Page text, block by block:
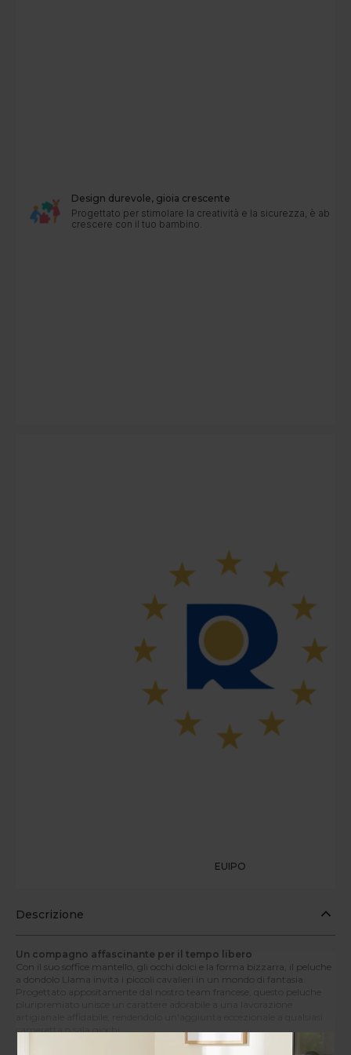
Design durevole, gioia crescente
Progettato per stimolare la creatività e la sicurezza, è
crescere con il tuo bambino.
EUIPO
Descrizione
Un compagno affascinante per il tempo libero
Con il suo soffice mantello, gli occhi dolci e la forma bizzarra, il peluche
a dondolo Llama invita i piccoli cavalieri in un mondo di fantasia.
Progettato appositamente dal nostro team francese, questo peluche
cameretta o sala giochi.